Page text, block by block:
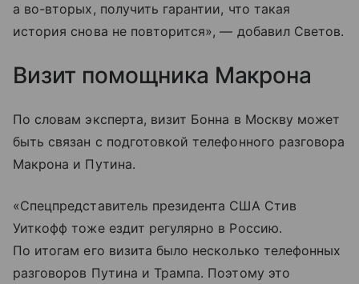
а во-вторых, получить гарантии, что такая
история снова не повторится», — добавил Светов.
Визит помощника Макрона
По словам эксперта, визит Бонна в Москву может
быть связан с подготовкой телефонного разговора
Макрона и Путина.
«Спецпредставитель президента США Стив
Уиткофф тоже ездит регулярно в Россию.
По итогам его визита было несколько телефонных
разговоров Путина и Трампа. Поэтому это